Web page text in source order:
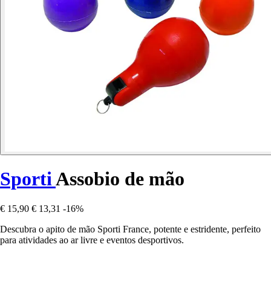
SportiAssobio de mão
€ 15,90 € 13,31 -16%
Descubra o apito de mão Sporti France, potente e estridente, perfeito
para atividades ao ar livre e eventos desportivos.